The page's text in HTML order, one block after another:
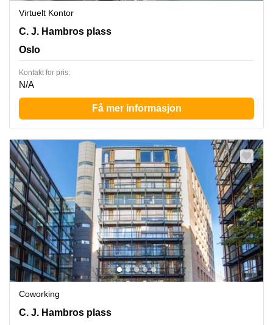
Virtuelt Kontor
C.J. Hambros Plass 2c, Oslo
C. J. Hambros plass
Oslo
Kontakt for pris:
N/A
Få mer informasjon
Coworking
C.J. Hambros Plass 2c, Oslo
C. J. Hambros plass